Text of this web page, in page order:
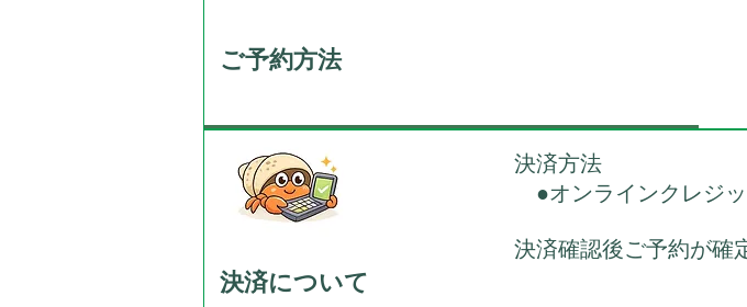
ご予約方法
決済について
決済方法
●オンラインクレジ
決済確認後ご予約が確